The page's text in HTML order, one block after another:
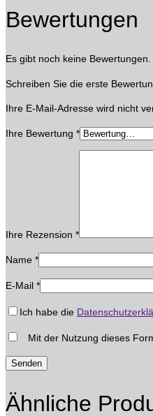
Bewertungen
Es gibt noch keine Bewertungen.
Schreiben Sie die erste
Ihre E-Mail-Adresse wird nicht
Ihre Bewertung *
Ihre Rezension *
Name *
E-Mail *
Ich habe die
Mit der Nutzung dieses
Ähnliche